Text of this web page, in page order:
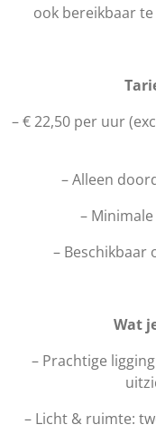
ook bereikbaar
– € 22,50 per uur
– Alleen
–
– Beschikbaar
Wat
– Prachtige
– Licht & ruimte: